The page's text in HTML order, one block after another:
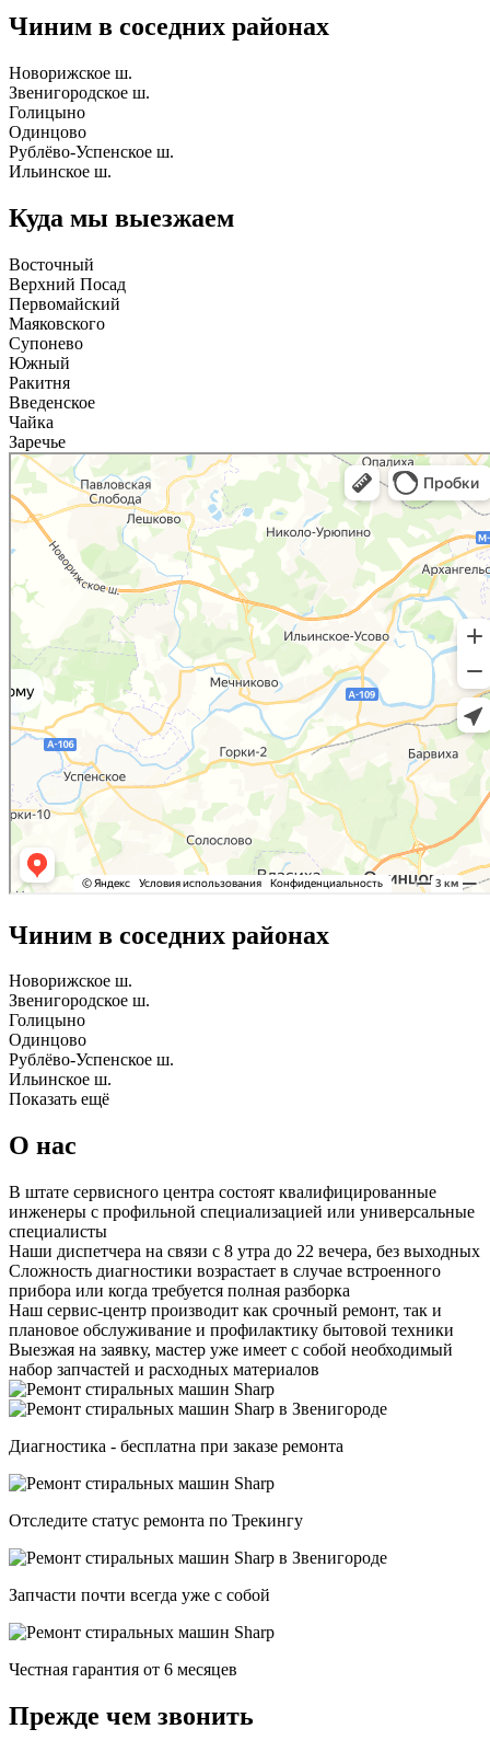
Чиним в соседних районах
Новорижское ш.
Звенигородское ш.
Голицыно
Одинцово
Рублёво-Успенское ш.
Ильинское ш.
Куда мы выезжаем
Восточный
Верхний Посад
Первомайский
Маяковского
Супонево
Южный
Ракитня
Введенское
Чайка
Заречье
Чиним в соседних районах
Новорижское ш.
Звенигородское ш.
Голицыно
Одинцово
Рублёво-Успенское ш.
Ильинское ш.
Показать ещё
О нас
В штате сервисного центра состоят квалифицированные
инженеры с профильной специализацией или универсальные
специалисты
Наши диспетчера на связи с 8 утра до 22 вечера, без выходных
Сложность диагностики возрастает в случае встроенного
прибора или когда требуется полная разборка
Наш сервис-центр производит как срочный ремонт, так и
плановое обслуживание и профилактику бытовой техники
Выезжая на заявку, мастер уже имеет с собой необходимый
набор запчастей и расходных материалов
Диагностика - бесплатна при заказе ремонта
Отследите статус ремонта по Трекингу
Запчасти почти всегда уже с собой
Честная гарантия от 6 месяцев
Прежде чем звонить